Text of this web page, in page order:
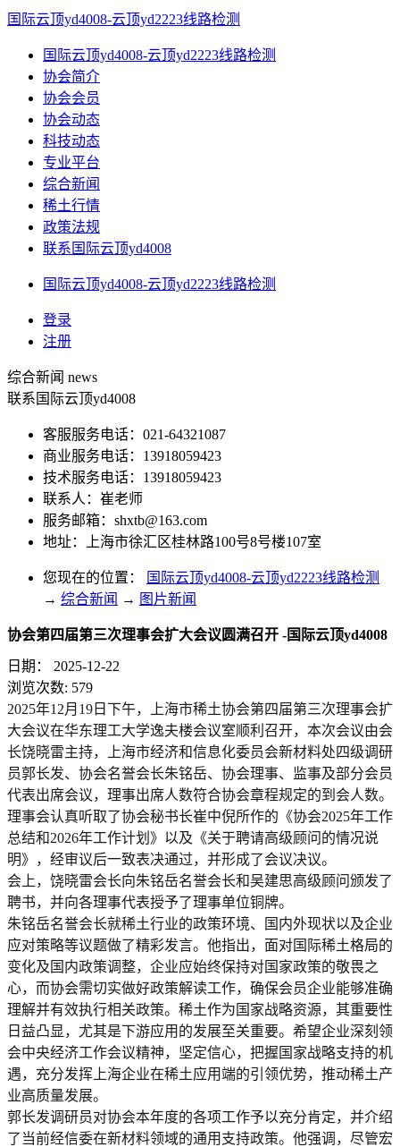
国际云顶yd4008-云顶yd2223线路检测
国际云顶yd4008-云顶yd2223线路检测
协会简介
协会会员
协会动态
科技动态
专业平台
综合新闻
稀土行情
政策法规
联系国际云顶yd4008
国际云顶yd4008-云顶yd2223线路检测
登录
注册
综合新闻 news
联系国际云顶yd4008
客服服务电话：021-64321087
商业服务电话：13918059423
技术服务电话：13918059423
联系人：崔老师
服务邮箱： shxtb@163.com
地址：上海市徐汇区桂林路100号8号楼107室
您现在的位置：
国际云顶yd4008-云顶yd2223线路检测
→ 综合新闻 → 图片新闻
协会第四届第三次理事会扩大会议圆满召开 -国际云顶yd4008
日期：
2025-12-22
浏览次数: 579
2025年12月19日下午，上海市稀土协会第四届第三次理事会扩
大会议在华东理工大学逸夫楼会议室顺利召开，本次会议由会
长饶晓雷主持，上海市经济和信息化委员会新材料处四级调研
员郭长发、协会名誉会长朱铭岳、协会理事、监事及部分会员
代表出席会议，理事出席人数符合协会章程规定的到会人数。
理事会认真听取了协会秘书长崔中倪所作的《协会2025年工作
总结和2026年工作计划》以及《关于聘请高级顾问的情况说
明》，经审议后一致表决通过，并形成了会议决议。
会上，饶晓雷会长向朱铭岳名誉会长和吴建思高级顾问颁发了
聘书，并向各理事代表授予了理事单位铜牌。
朱铭岳名誉会长就稀土行业的政策环境、国内外现状以及企业
应对策略等议题做了精彩发言。他指出，面对国际稀土格局的
变化及国内政策调整，企业应始终保持对国家政策的敬畏之
心，而协会需切实做好政策解读工作，确保会员企业能够准确
理解并有效执行相关政策。稀土作为国家战略资源，其重要性
日益凸显，尤其是下游应用的发展至关重要。希望企业深刻领
会中央经济工作会议精神，坚定信心，把握国家战略支持的机
遇，充分发挥上海企业在稀土应用端的引领优势，推动稀土产
业高质量发展。
郭长发调研员对协会本年度的各项工作予以充分肯定，并介绍
了当前经信委在新材料领域的通用支持政策。他强调，尽管宏